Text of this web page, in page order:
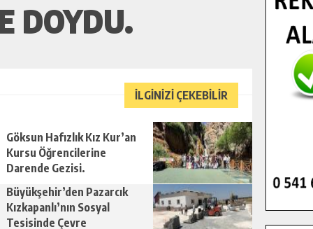
DOYDU.
İLGİNİZİ ÇEKEBİLİR
Göksun Hafızlık Kız Kur’an
Kursu Öğrencilerine
Darende Gezisi.
Büyükşehir’den Pazarcık
Kızkapanlı’nın Sosyal
Tesisinde Çevre